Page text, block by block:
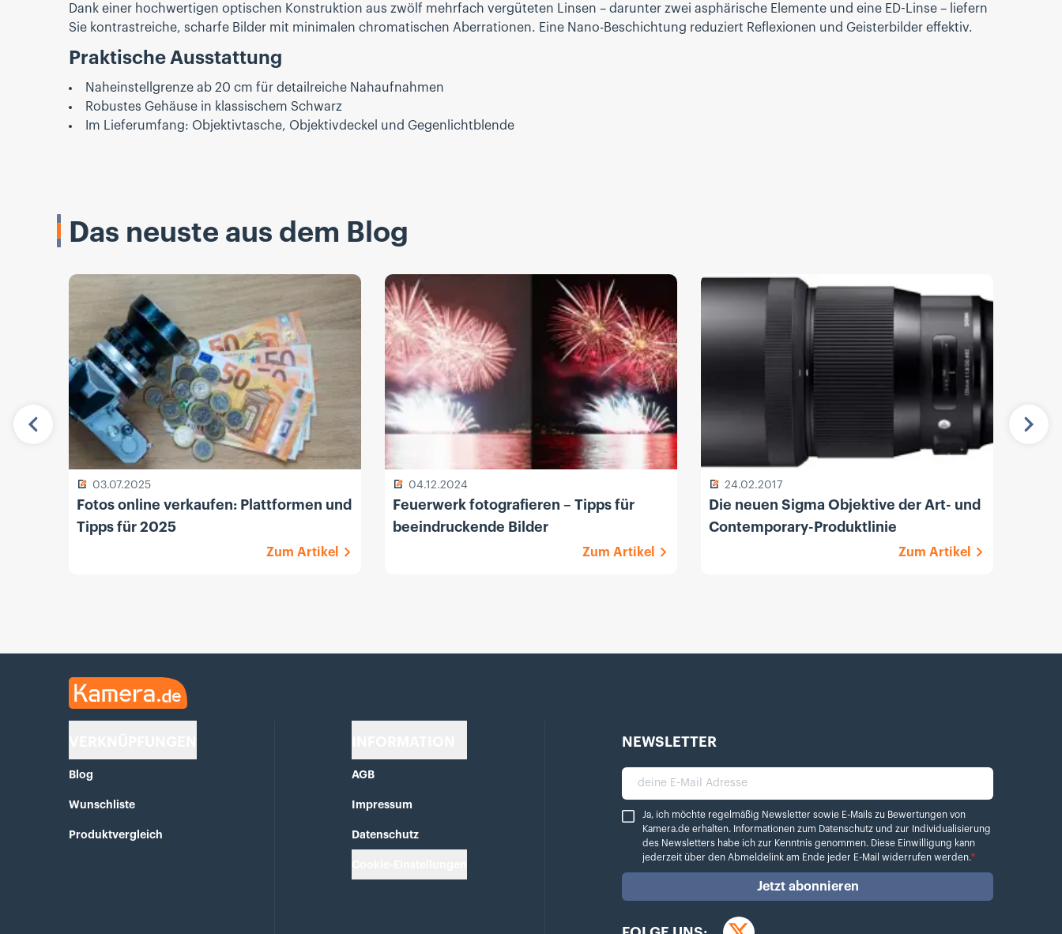
Dank einer hochwertigen optischen Konstruktion aus zwölf mehrfach vergüteten Linsen – darunter zwei asphärische Elemente und eine ED-Linse – liefern
Sie kontrastreiche, scharfe Bilder mit minimalen chromatischen Aberrationen. Eine Nano-Beschichtung reduziert Reflexionen und Geisterbilder effektiv.
Praktische Ausstattung
Naheinstellgrenze ab 20 cm für detailreiche Nahaufnahmen
Robustes Gehäuse in klassischem Schwarz
Im Lieferumfang: Objektivtasche, Objektivdeckel und Gegenlichtblende
Das neuste aus dem Blog
Vorherige
03.07.2025
Fotos online verkaufen: Plattformen und
Tipps für 2025
Zum Artikel
04.12.2024
Feuerwerk fotografieren – Tipps für
beeindruckende Bilder
Zum Artikel
24.02.2017
Die neuen Sigma Objektive der Art- und
Contemporary-Produktlinie
Zum Artikel
Kamera.de
Blog
Wunschliste
Produktvergleich
AGB
Impressum
Datenschutz
NEWSLETTER
deine E-Mail Adresse
Ja, ich möchte regelmäßig Newsletter sowie E-Mails zu Bewertungen von Kamera.de erhalten.
Ja, ich möchte regelmäßig Newsletter sowie E-Mails zu Bewertungen von
Kamera.de erhalten. Informationen zum Datenschutz und zur Individualisierung
des Newsletters habe ich zur Kenntnis genommen. Diese Einwilligung kann
jederzeit über den Abmeldelink am Ende jeder E-Mail widerrufen werden.*
Jetzt abonnieren